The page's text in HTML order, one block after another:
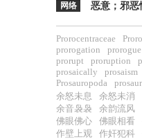
网络 恶意；邪恶
Prorocentraceae
prorogation
prorogue
prorupt
proruption
prosaically
prosaism
Prosauropoda
余怒未息
余怒未消
余音袅袅
余韵流风
佛眼佛心
佛眼相看
作壁上观
作奸犯科